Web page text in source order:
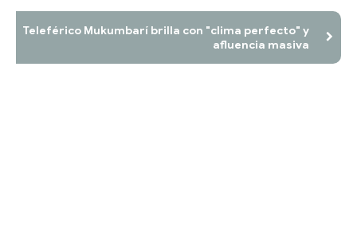
Teleférico Mukumbarí brilla con "clima perfecto" y
afluencia masiva